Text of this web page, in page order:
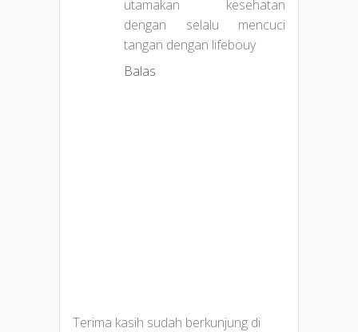
utamakan kesehatan
dengan selalu mencuci
tangan dengan lifebouy
Balas
Terima kasih sudah berkunjung di